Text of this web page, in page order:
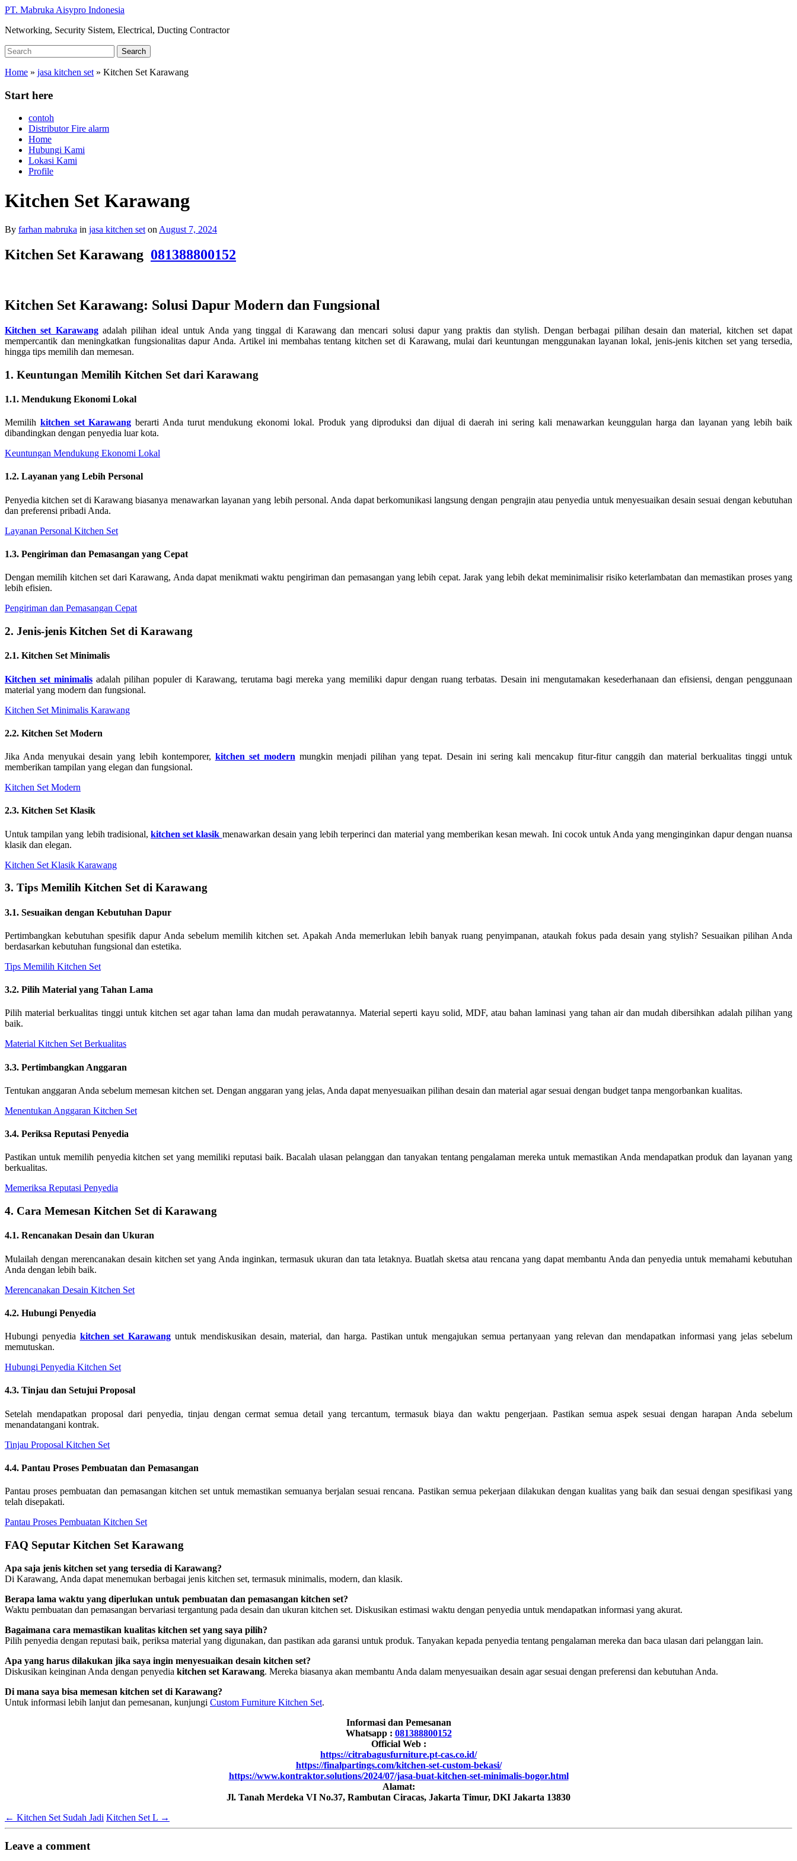
Skip
main
PT. Mabruka Aisypro Indonesia
Networking, Security Sistem, Electrical, Ducting Contractor
Search
for:
Search
Home » jasa kitchen set » Kitchen Set Karawang
Start here
contoh
Distributor Fire alarm
Home
Hubungi Kami
Lokasi Kami
Profile
Kitchen Set Karawang
By farhan mabruka in jasa kitchen set on August 7, 2024
Kitchen Set Karawang 081388800152
Kitchen Set Karawang: Solusi Dapur Modern dan Fungsional
Kitchen set Karawangadalah pilihan ideal untuk Anda yang tinggal di Karawang dan mencari solusi dapur yang praktis dan stylish. Dengan berbagai pilihan desain dan material, kitchen set dapat
mempercantik dan meningkatkan fungsionalitas dapur Anda. Artikel ini membahas tentang kitchen set di Karawang, mulai dari keuntungan menggunakan layanan lokal, jenis-jenis kitchen set yang tersedia,
hingga tips memilih dan memesan.
1. Keuntungan Memilih Kitchen Set dari Karawang
1.1. Mendukung Ekonomi Lokal
Memilih kitchen set Karawang berarti Anda turut mendukung ekonomi lokal. Produk yang diproduksi dan dijual di daerah ini sering kali menawarkan keunggulan harga dan layanan yang lebih baik
dibandingkan dengan penyedia luar kota.
Keuntungan Mendukung Ekonomi Lokal
1.2. Layanan yang Lebih Personal
Penyedia kitchen set di Karawang biasanya menawarkan layanan yang lebih personal. Anda dapat berkomunikasi langsung dengan pengrajin atau penyedia untuk menyesuaikan desain sesuai dengan kebutuhan
dan preferensi pribadi Anda.
Layanan Personal Kitchen Set
1.3. Pengiriman dan Pemasangan yang Cepat
Dengan memilih kitchen set dari Karawang, Anda dapat menikmati waktu pengiriman dan pemasangan yang lebih cepat. Jarak yang lebih dekat meminimalisir risiko keterlambatan dan memastikan proses yang
lebih efisien.
Pengiriman dan Pemasangan Cepat
2. Jenis-jenis Kitchen Set di Karawang
2.1. Kitchen Set Minimalis
Kitchen set minimalis adalah pilihan populer di Karawang, terutama bagi mereka yang memiliki dapur dengan ruang terbatas. Desain ini mengutamakan kesederhanaan dan efisiensi, dengan penggunaan
material yang modern dan fungsional.
Kitchen Set Minimalis Karawang
2.2. Kitchen Set Modern
Jika Anda menyukai desain yang lebih kontemporer, kitchen set modern mungkin menjadi pilihan yang tepat. Desain ini sering kali mencakup fitur-fitur canggih dan material berkualitas tinggi untuk
memberikan tampilan yang elegan dan fungsional.
Kitchen Set Modern
2.3. Kitchen Set Klasik
Untuk tampilan yang lebih tradisional, kitchen set klasik menawarkan desain yang lebih terperinci dan material yang memberikan kesan mewah. Ini cocok untuk Anda yang menginginkan dapur dengan nuansa
klasik dan elegan.
Kitchen Set Klasik Karawang
3. Tips Memilih Kitchen Set di Karawang
3.1. Sesuaikan dengan Kebutuhan Dapur
Pertimbangkan kebutuhan spesifik dapur Anda sebelum memilih kitchen set. Apakah Anda memerlukan lebih banyak ruang penyimpanan, ataukah fokus pada desain yang stylish? Sesuaikan pilihan Anda
berdasarkan kebutuhan fungsional dan estetika.
Tips Memilih Kitchen Set
3.2. Pilih Material yang Tahan Lama
Pilih material berkualitas tinggi untuk kitchen set agar tahan lama dan mudah perawatannya. Material seperti kayu solid, MDF, atau bahan laminasi yang tahan air dan mudah dibersihkan adalah pilihan yang
baik.
Material Kitchen Set Berkualitas
3.3. Pertimbangkan Anggaran
Tentukan anggaran Anda sebelum memesan kitchen set. Dengan anggaran yang jelas, Anda dapat menyesuaikan pilihan desain dan material agar sesuai dengan budget tanpa mengorbankan kualitas.
Menentukan Anggaran Kitchen Set
3.4. Periksa Reputasi Penyedia
Pastikan untuk memilih penyedia kitchen set yang memiliki reputasi baik. Bacalah ulasan pelanggan dan tanyakan tentang pengalaman mereka untuk memastikan Anda mendapatkan produk dan layanan yang
berkualitas.
Memeriksa Reputasi Penyedia
4. Cara Memesan Kitchen Set di Karawang
4.1. Rencanakan Desain dan Ukuran
Mulailah dengan merencanakan desain kitchen set yang Anda inginkan, termasuk ukuran dan tata letaknya. Buatlah sketsa atau rencana yang dapat membantu Anda dan penyedia untuk memahami kebutuhan
Anda dengan lebih baik.
Merencanakan Desain Kitchen Set
4.2. Hubungi Penyedia
Hubungi penyedia kitchen set Karawang untuk mendiskusikan desain, material, dan harga. Pastikan untuk mengajukan semua pertanyaan yang relevan dan mendapatkan informasi yang jelas sebelum
memutuskan.
Hubungi Penyedia Kitchen Set
4.3. Tinjau dan Setujui Proposal
Setelah mendapatkan proposal dari penyedia, tinjau dengan cermat semua detail yang tercantum, termasuk biaya dan waktu pengerjaan. Pastikan semua aspek sesuai dengan harapan Anda sebelum
menandatangani kontrak.
Tinjau Proposal Kitchen Set
4.4. Pantau Proses Pembuatan dan Pemasangan
Pantau proses pembuatan dan pemasangan kitchen set untuk memastikan semuanya berjalan sesuai rencana. Pastikan semua pekerjaan dilakukan dengan kualitas yang baik dan sesuai dengan spesifikasi yang
telah disepakati.
Pantau Proses Pembuatan Kitchen Set
FAQ Seputar Kitchen Set Karawang
Apa saja jenis kitchen set yang tersedia di Karawang?
Di Karawang, Anda dapat menemukan berbagai jenis kitchen set, termasuk minimalis, modern, dan klasik.
Berapa lama waktu yang diperlukan untuk pembuatan dan pemasangan kitchen set?
Waktu pembuatan dan pemasangan bervariasi tergantung pada desain dan ukuran kitchen set. Diskusikan estimasi waktu dengan penyedia untuk mendapatkan informasi yang akurat.
Bagaimana cara memastikan kualitas kitchen set yang saya pilih?
Pilih penyedia dengan reputasi baik, periksa material yang digunakan, dan pastikan ada garansi untuk produk. Tanyakan kepada penyedia tentang pengalaman mereka dan baca ulasan dari pelanggan lain.
Apa yang harus dilakukan jika saya ingin menyesuaikan desain kitchen set?
Diskusikan keinginan Anda dengan penyedia kitchen set Karawang. Mereka biasanya akan membantu Anda dalam menyesuaikan desain agar sesuai dengan preferensi dan kebutuhan Anda.
Di mana saya bisa memesan kitchen set di Karawang?
Untuk informasi lebih lanjut dan pemesanan, kunjungi Custom Furniture Kitchen Set.
Informasi dan Pemesanan
Whatsapp : 081388800152
Official Web :
https://citrabagusfurniture.pt-cas.co.id/
https://finalpartings.com/kitchen-set-custom-bekasi/
https://www.kontraktor.solutions/2024/07/jasa-buat-kitchen-set-minimalis-bogor.html
Alamat:
Jl. Tanah Merdeka VI No.37, Rambutan Ciracas, Jakarta Timur, DKI Jakarta 13830
← Kitchen Set Sudah Jadi Kitchen Set L →
Leave a comment